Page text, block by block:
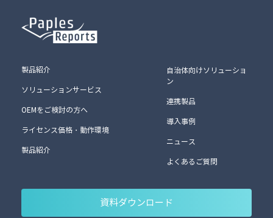
製品紹介
ソリューションサービス
OEMをご検討の方へ
ライセンス価格・動作環境
製品紹介
自治体向けソリューショ
ン
連携製品
導入事例
ニュース
よくあるご質問
資料ダウンロード